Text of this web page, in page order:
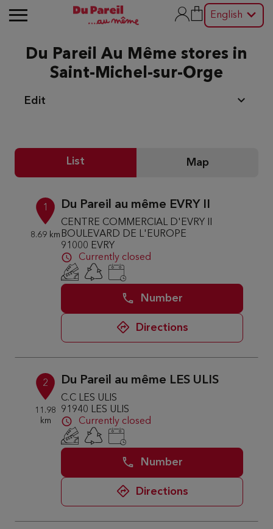
English
Du Pareil Au Même stores in
Saint-Michel-sur-Orge
Edit
List Map
1
8.69 km
Du Pareil au même EVRY II
CENTRE COMMERCIAL D'EVRY II
BOULEVARD DE L'EUROPE
91000 EVRY
Currently closed
Number
Directions
2
11.98
km
Du Pareil au même LES ULIS
C.C LES ULIS
91940 LES ULIS
Currently closed
Number
Directions